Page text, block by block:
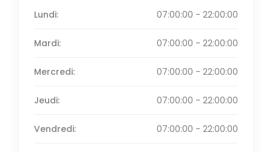
Lundi:
07:00:00 - 22:00:00
Mardi: 07:00:00 - 22:00:00
Mercredi: 07:00:00 - 22:00:00
Jeudi: 07:00:00 - 22:00:00
Vendredi: 07:00:00 - 22:00:00